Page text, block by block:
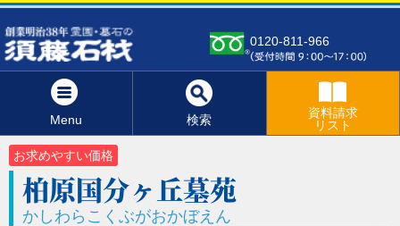
0120-811-966
Menu 検索
資料請求
リスト
お求めやすい価格
柏原国分ヶ丘墓苑
かしわらこくぶがおかぼえん